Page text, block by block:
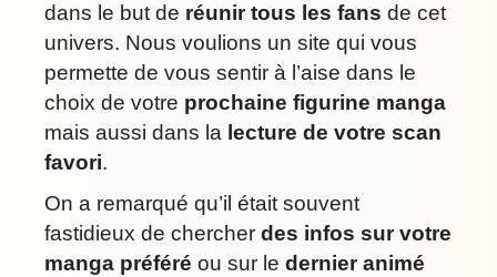
dans le but de réunir tous les fans de cet
univers. Nous voulions un site qui vous
permette de vous sentir à l’aise dans le
choix de votre prochaine figurine manga
mais aussi dans la lecture de votre scan
favori.
On a remarqué qu’il était souvent
fastidieux de chercher des infos sur votre
manga préféré ou sur le dernier animé